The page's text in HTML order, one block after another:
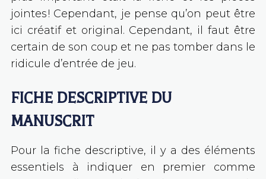
jointes ! Cependant, je pense qu’on peut être
ici créatif et original. Cependant, il faut être
certain de son coup et ne pas tomber dans le
ridicule d’entrée de jeu.
FICHE DESCRIPTIVE DU
MANUSCRIT
Pour la fiche descriptive, il y a des éléments
essentiels à indiquer en premier comme